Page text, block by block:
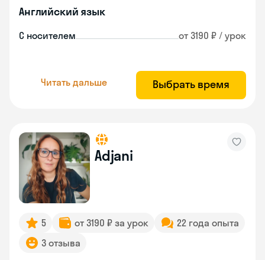
Английский язык
С носителем от 3190 ₽ / урок
Читать дальше Выбрать время
Adjani
5 от 3190 ₽ за урок
22 года опыта
3 отзыва